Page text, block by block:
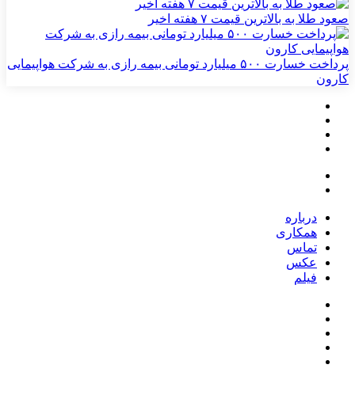
صعود طلا به بالاترین قیمت ۷ هفته اخیر
پرداخت خسارت ۵۰۰ میلیارد تومانی بیمه رازی به شرکت هواپیمایی
کارون
درباره
همکاری
تماس
عکس
فیلم